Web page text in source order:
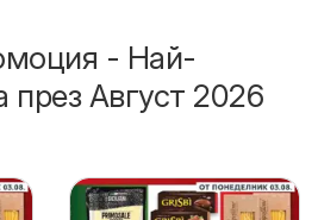
- Най-
през Август 2026